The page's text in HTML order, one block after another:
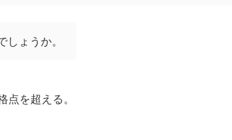
ょうか。
を超える。